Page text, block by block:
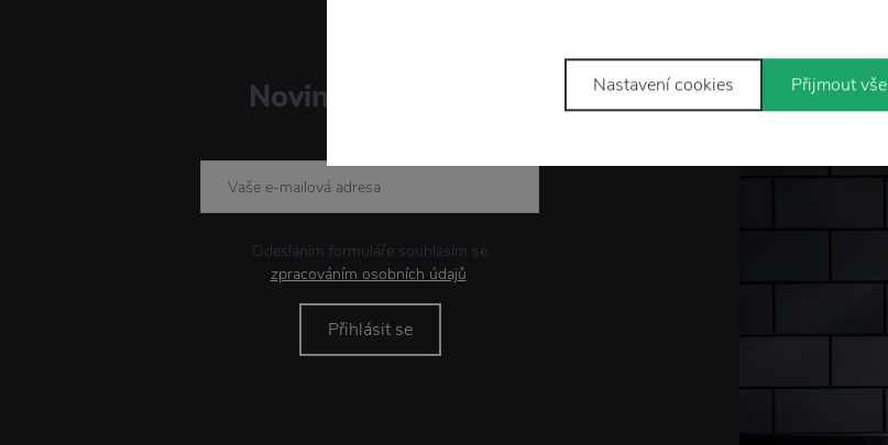
Novinky
Odesláním formuláře souhlasím se
zpracováním osobních údajů.
Přihlásit se
Nastavení cookies Přijmout vše